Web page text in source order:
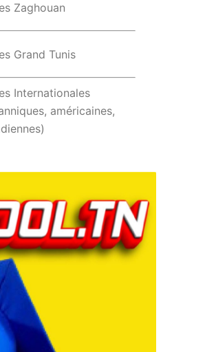
Zaghouan
Grand Tunis
Internationales
américaines,